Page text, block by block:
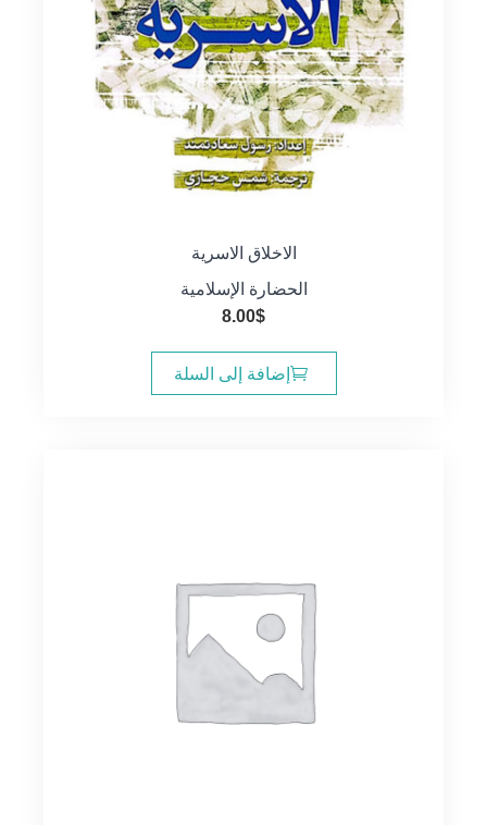
الاخلاق الاسرية
الحضارة الإسلامية
8.00$
إضافة إلى السلة